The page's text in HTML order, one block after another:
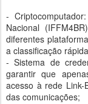
-
Nacional
diferentes
a classificação
- Sistema de
garantir que
acesso à rede
das comunicações;